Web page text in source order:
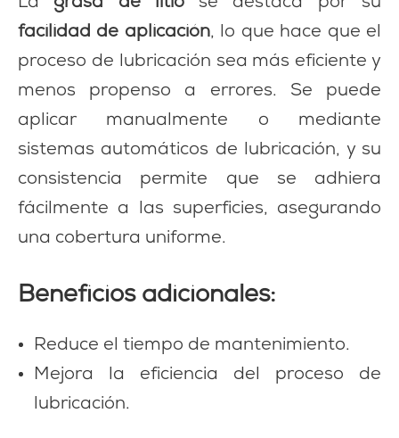
facilidad de aplicación, lo que hace que el
proceso de lubricación sea más eficiente y
menos propenso a errores. Se puede
aplicar manualmente o mediante
sistemas automáticos de lubricación, y su
consistencia permite que se adhiera
fácilmente a las superficies, asegurando
una cobertura uniforme.
Beneficios adicionales:
Reduce el tiempo de mantenimiento.
Mejora la eficiencia del proceso de
lubricación.